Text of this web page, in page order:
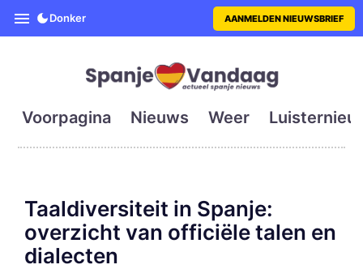
SpanjeVandaag is de eerste
Donker AANMELDEN NIEUWSBRIEF
Voorpagina Nieuws Weer
Taaldiversiteit in Spanje:
overzicht van officiële talen en
dialecten